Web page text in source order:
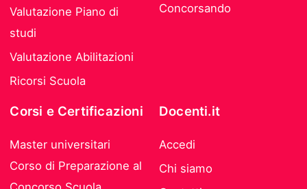
Valutazione Piano di
studi
Valutazione Abilitazioni
Ricorsi Scuola
Concorsando
Corsi e Certificazioni
Master universitari
Corso di Preparazione al
Docenti.it
Accedi
Chi siamo